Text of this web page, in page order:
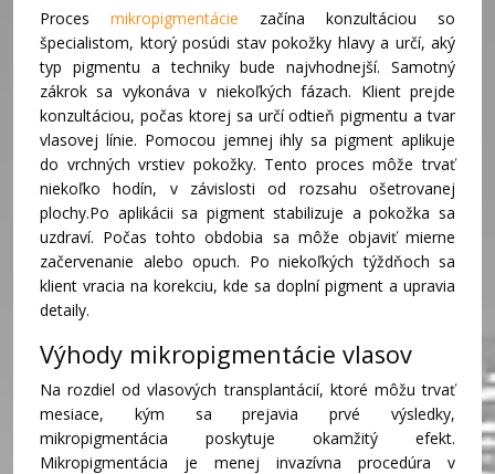
Proces mikropigmentácie začína konzultáciou so
špecialistom, ktorý posúdi stav pokožky hlavy a určí, aký
typ pigmentu a techniky bude najvhodnejší. Samotný
zákrok sa vykonáva v niekoľkých fázach. Klient prejde
konzultáciou, počas ktorej sa určí odtieň pigmentu a tvar
vlasovej línie. Pomocou jemnej ihly sa pigment aplikuje
do vrchných vrstiev pokožky. Tento proces môže trvať
niekoľko hodín, v závislosti od rozsahu ošetrovanej
plochy.Po aplikácii sa pigment stabilizuje a pokožka sa
uzdraví. Počas tohto obdobia sa môže objaviť mierne
začervenanie alebo opuch. Po niekoľkých týždňoch sa
klient vracia na korekciu, kde sa doplní pigment a upravia
detaily.
Výhody mikropigmentácie vlasov
Na rozdiel od vlasových transplantácií, ktoré môžu trvať
mesiace, kým sa prejavia prvé výsledky,
mikropigmentácia poskytuje okamžitý efekt.
Mikropigmentácia je menej invazívna procedúra v